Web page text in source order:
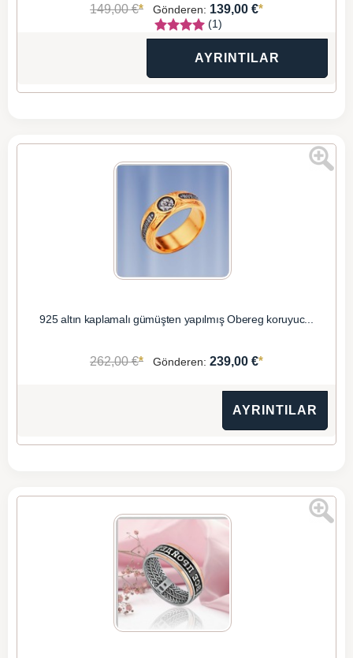
149,00 €* Gönderen: 139,00 €*
(1)
AYRINTILAR
925 altın kaplamalı gümüşten yapılmış Obereg koruyuc...
262,00 €* Gönderen: 239,00 €*
AYRINTILAR